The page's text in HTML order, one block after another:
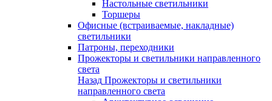
Настольные светильники
Торшеры
Офисные (встраиваемые, накладные)
светильники
Патроны, переходники
Прожекторы и светильники направленного
света
Назад Прожекторы и светильники
направленного света